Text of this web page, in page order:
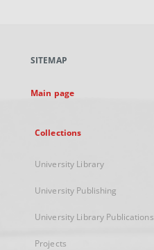
new
SITEMAP
Main page
Collections
University Library
University Publishing
University Library Publications
Projects